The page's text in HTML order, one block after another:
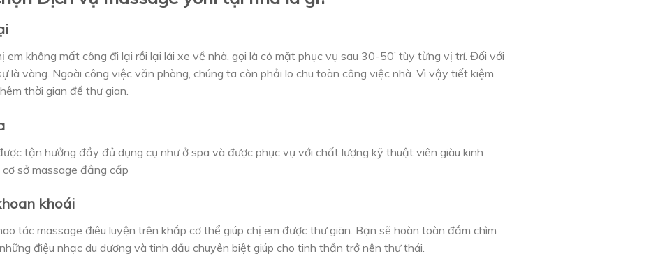
em không mất công đi lại rồi lại lái xe về nhà, gọi là có mặt phục vụ sau 30-50’ tùy từng vị trí. Đối với
là vàng. Ngoài công việc văn phòng, chúng ta còn phải lo chu toàn công việc nhà. Vì vậy tiết kiệm
thời gian để thư gian.
tận hưởng đầy đủ dụng cụ như ở spa và được phục vụ với chất lượng kỹ thuật viên giàu kinh
sở massage đẳng cấp
khoái
tác massage điêu luyện trên khắp cơ thể giúp chị em được thư giãn. Bạn sẽ hoàn toàn đắm chìm
điệu nhạc du dương và tinh dầu chuyên biệt giúp cho tinh thần trở nên thư thái.